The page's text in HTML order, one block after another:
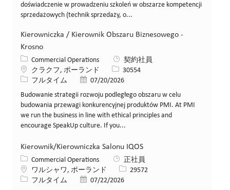
doświadczenie w prowadzeniu szkoleń w obszarze kompetencji
sprzedażowych (technik sprzedaży, o...
Kierowniczka / Kierownik Obszaru Biznesowego -
Krosno
カテゴリー
Commercial Operations
契約社員
場所クラクフ, ポーランド 求人ID30554
役職フルタイム 投稿日07/20/2026
Budowanie strategii rozwoju podległego obszaru w celu
budowania przewagi konkurencyjnej produktów PMI. At PMI
we run the business in line with ethical principles and
encourage SpeakUp culture. If you...
Kierownik/Kierowniczka Salonu IQOS
カテゴリー
Commercial Operations
正社員
場所ワルシャワ, ポーランド 求人ID29572
役職フルタイム 投稿日07/22/2026